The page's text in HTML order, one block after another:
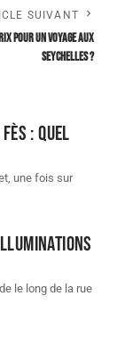
SUIVANT
pour un voyage aux
Seychelles ?
Fès : quel
une fois sur
le long de la rue